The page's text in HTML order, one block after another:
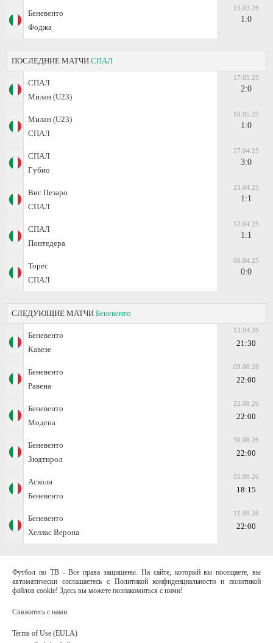
Беневенто
Фоджа
15.03.26
1:0
ПОСЛЕДНИЕ МАТЧИ СПАЛ
СПАЛ
Милан (U23)
17.05.25
2:0
Милан (U23)
СПАЛ
10.05.25
1:0
СПАЛ
Губио
27.04.25
3:0
Вис Пезаро
СПАЛ
23.04.25
1:1
СПАЛ
Понтедера
12.04.25
1:1
Торес
СПАЛ
06.04.25
0:0
СЛЕДУЮЩИЕ МАТЧИ Беневенто
Беневенто
Кавезе
13.04.26
21:30
Беневенто
Равена
09.08.26
22:00
Беневенто
Модена
22.08.26
22:00
Беневенто
Зюдтирол
30.08.26
22:00
Асколи
Беневенто
05.09.26
18:15
Беневенто
Хеллас Верона
11.09.26
22:00
Футбол по ТВ - Все права защищены. На сайте, который вы посещаете, вы
автоматически соглашаетесь с Политикой конфиденциальности и политикой
файлов cookie! Здесь вы можете познакомиться с ними!
Свяжитесь с нами:
Terms of Use (EULA)